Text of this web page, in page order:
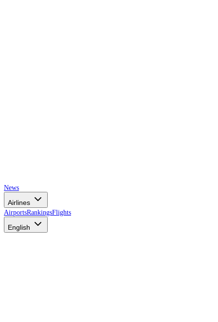
News
Airlines
AirportsRankingsFlights
English